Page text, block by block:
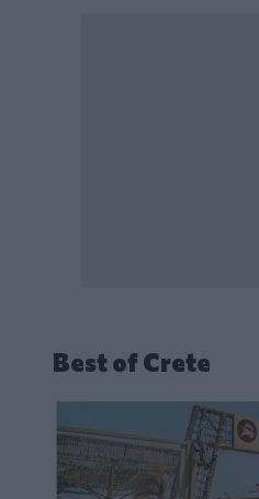
Best of Crete